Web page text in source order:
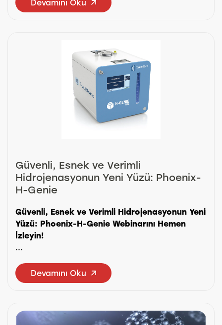
Devamını Oku
Güvenli, Esnek ve Verimli
Hidrojenasyonun Yeni Yüzü: Phoenix-
H-Genie
Güvenli, Esnek ve Verimli Hidrojenasyonun Yeni
Yüzü: Phoenix-H-Genie Webinarını Hemen
İzleyin!
...
Devamını Oku